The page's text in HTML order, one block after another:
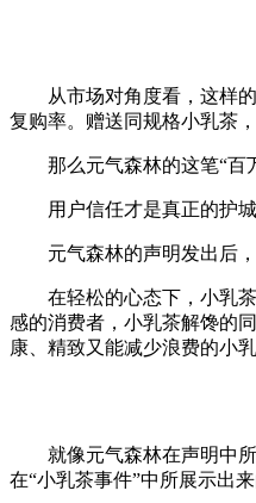
从市场对角度看，这样的
复购率。赠送同规格小乳茶
那么元气森林的这笔“百
用户信任才是真正的护
元气森林的声明发出后，
在轻松的心态下，小乳茶
感的消费者，小乳茶解馋的
康、精致又能减少浪费的小
就像元气森林在声明中所
在“小乳茶事件”中所展示出